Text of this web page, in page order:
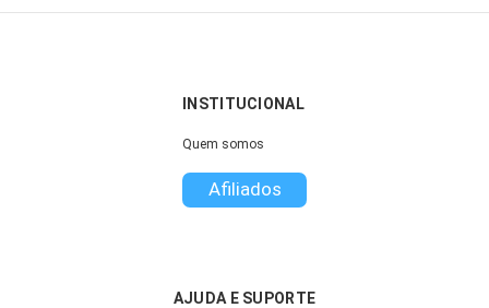
INSTITUCIONAL
Quem somos
Afiliados
AJUDA E SUPORTE